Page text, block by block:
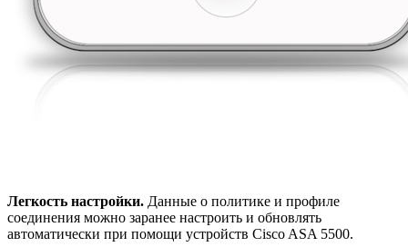
Легкость настройки. Данные о политике и профиле
соединения можно заранее настроить и обновлять
автоматически при помощи устройств Cisco ASA 5500.